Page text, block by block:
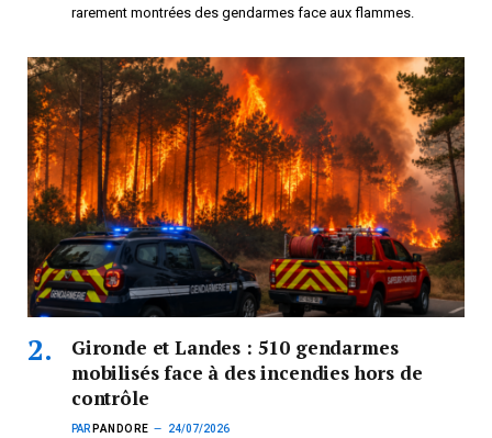
rarement montrées des gendarmes face aux flammes.
Gironde et Landes : 510 gendarmes
mobilisés face à des incendies hors de
contrôle
PAR PANDORE 24/07/2026